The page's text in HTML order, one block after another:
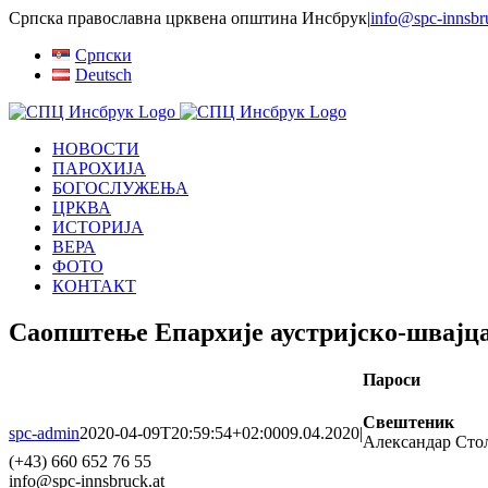
Skip
content
Српска православна црквена општина Инсбрук|info@spc-
Српски
Deutsch
НОВОСТИ
ПАРОХИЈА
БОГОСЛУЖЕЊА
ЦРКВА
ИСТОРИЈА
ВЕРА
ФОТО
КОНТАКТ
Саопштење Епархије аустријско-
spc-admin2020-04-09T20:59:54+02:0009.04.2020|
Пароси
Свештеник
Александар
(+43) 660 652 76 55
info@spc-innsbruck.at